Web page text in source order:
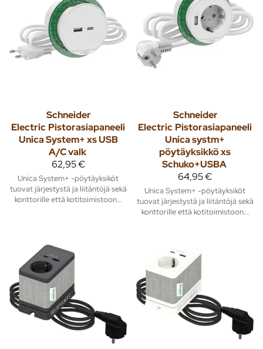
Schneider
Electric Pistorasiapaneeli
Unica System+ xs USB
A/C valk
62,95 €
Unica System+ -pöytäyksiköt
tuovat järjestystä ja liitäntöjä sekä
konttorille että kotitoimistoon...
Schneider
Electric Pistorasiapaneeli
Unica systm+
pöytäyksikkö xs
Schuko+USBA
64,95 €
Unica System+ -pöytäyksiköt
tuovat järjestystä ja liitäntöjä sekä
konttorille että kotitoimistoon...